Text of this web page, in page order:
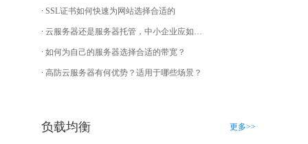
SSL证书如何快速为网站选择合适的
云服务器还是服务器托管，中小企业应如何选择？
如何为自己的服务器选择合适的带宽？
高防云服务器有何优势？适用于哪些场景？
负载均衡 更多>>